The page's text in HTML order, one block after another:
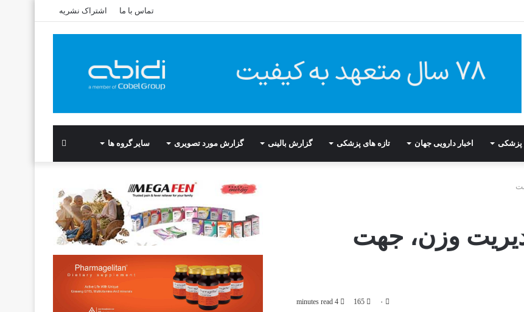
تماس با ما اشتراک نشریه
پزشکی اخبار دارویی جهان تازه های پزشکی گزارش بالینی گزارش مورد تصویری سایر گروه ها
وزن، جهت
۰ 165